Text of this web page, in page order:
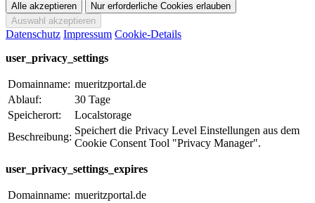
Datenschutz Impressum Cookie-Details
user_privacy_settings
Domainname: mueritzportal.de
Ablauf:
30 Tage
Speicherort:
Localstorage
Beschreibung:
Speichert die Privacy Level Einstellungen aus dem
Cookie Consent Tool "Privacy Manager".
user_privacy_settings_expires
Domainname: mueritzportal.de